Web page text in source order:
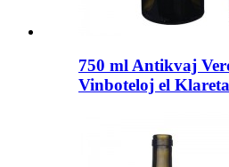
750 ml Antikvaj
Vinboteloj el